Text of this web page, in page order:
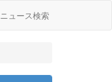
ニュース検索